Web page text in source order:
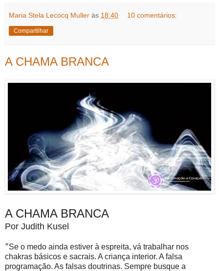
Maria Stela Lecocq Muller às 18:40 10 comentários:
Compartilhar
A CHAMA BRANCA
A CHAMA BRANCA
Por Judith Kusel
“Se o medo ainda estiver à espreita, vá trabalhar nos
chakras básicos e sacrais. A criança interior. A falsa
programação. As falsas doutrinas. Sempre busque a